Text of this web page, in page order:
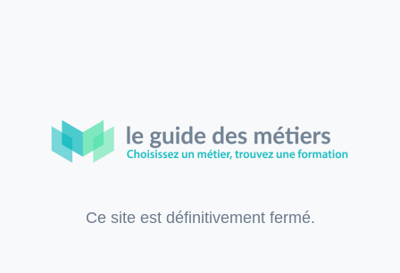
Ce site est définitivement fermé.